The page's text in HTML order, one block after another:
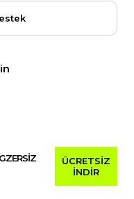
ÜCRETSİZ
İNDİR